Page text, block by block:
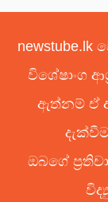
විශේෂාංග
ඇත්නම් ඒ
ඔබගේ